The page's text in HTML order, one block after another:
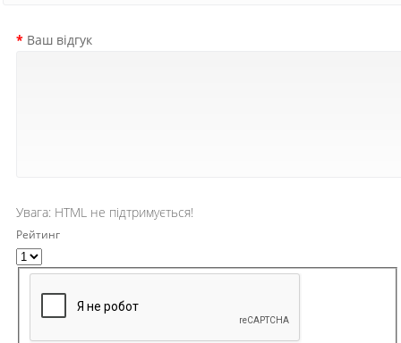
Ваш відгук
Увага: HTML не підтримується!
Рейтинг